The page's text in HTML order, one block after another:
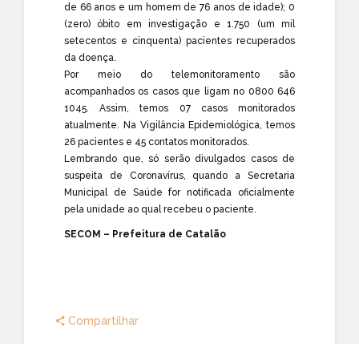
de 66 anos e um homem de 76 anos de idade); 0
(zero) óbito em investigação e 1.750 (um mil
setecentos e cinquenta) pacientes recuperados
da doença.
Por meio do telemonitoramento são
acompanhados os casos que ligam no 0800 646
1045. Assim, temos 07 casos monitorados
atualmente. Na Vigilância Epidemiológica, temos
26 pacientes e 45 contatos monitorados.
Lembrando que, só serão divulgados casos de
suspeita de Coronavírus, quando a Secretaria
Municipal de Saúde for notificada oficialmente
pela unidade ao qual recebeu o paciente.
SECOM – Prefeitura de Catalão
Compartilhar